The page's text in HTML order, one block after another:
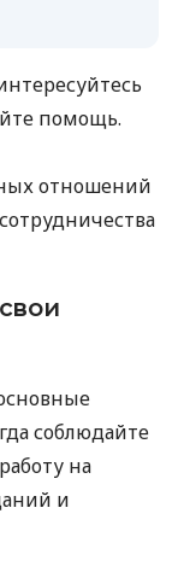
помощь.
отношений
соблюдайте
на
и